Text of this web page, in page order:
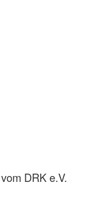
DRK e.V.